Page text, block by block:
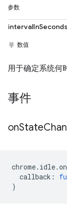
参数
intervalInSeconds
数值
用于确定系统何
事件
onState
chrome. idle.
callback :
)